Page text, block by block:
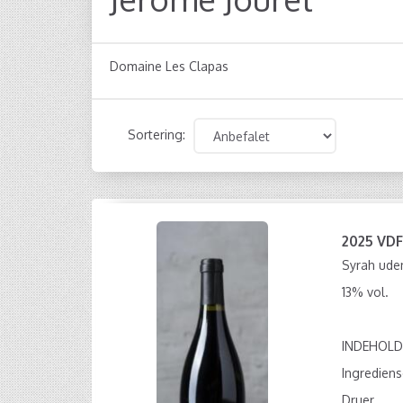
Domaine Les Clapas
Sortering:
2025
Syrah
13% vol.
Druer